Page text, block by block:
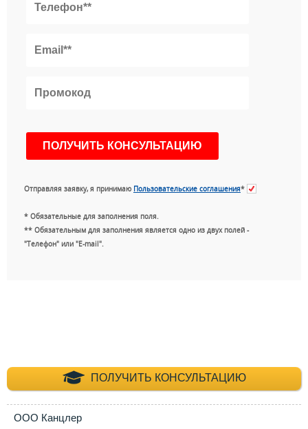
Отправляя заявку, я принимаю Пользовательские соглашения*
* Обязательные для заполнения поля.
** Обязательным для заполнения является одно из двух полей -
"Телефон" или "E-mail".
ПОЛУЧИТЬ КОНСУЛЬТАЦИЮ
+7 (495) 660-35-
ООО Канцлер